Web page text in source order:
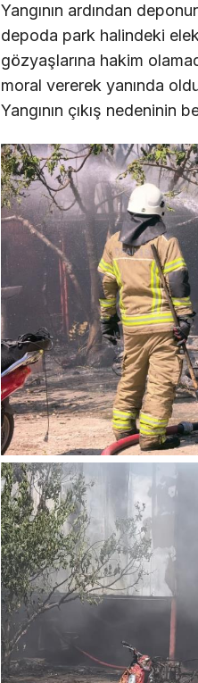
Yangının ardından
depoda park halindeki
gözyaşlarına hakim
moral vererek yanında
Yangının çıkış nedeninin